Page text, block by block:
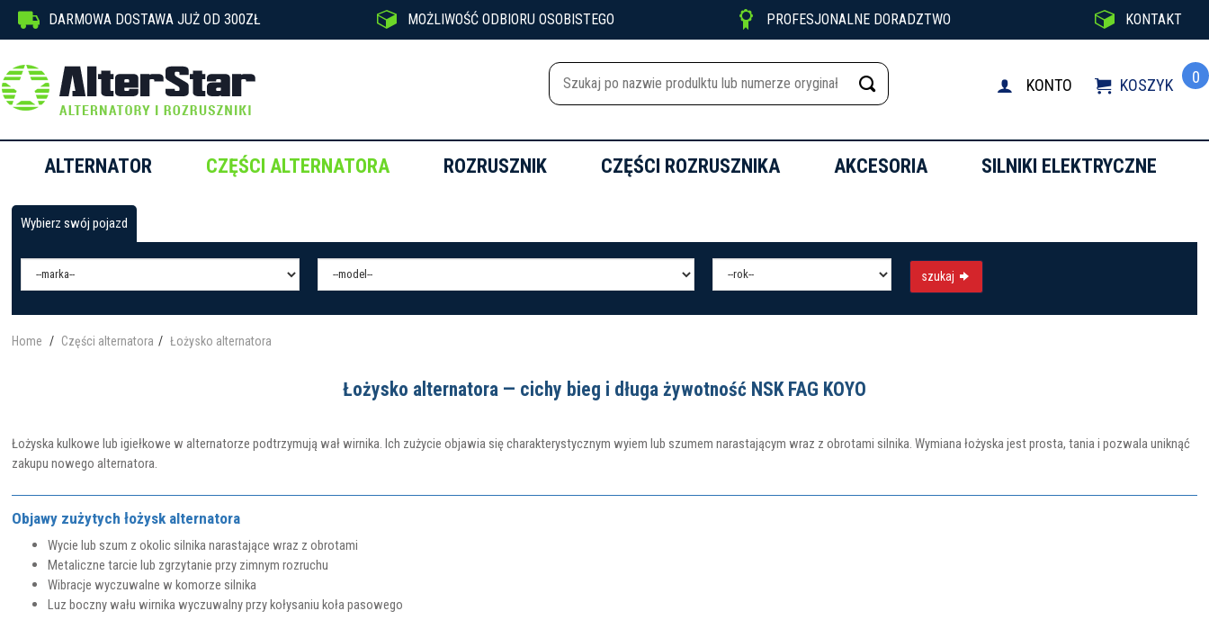
 DARMOWA DOSTAWA JUŻ OD 300ZŁ  MOŻLIWOŚĆ ODBIORU OSOBISTEGO  PROFESJONALNE DORADZTWO  KONTAKT
KONTO  KOSZYK 0
ALTERNATOR CZĘŚCI ALTERNATORA ROZRUSZNIK CZĘŚCI ROZRUSZNIKA AKCESORIA SILNIKI ELEKTRYCZNE
Wybierz swój pojazd
szukaj
Home Części alternatora Łożysko alternatora
Łożysko alternatora — cichy bieg i długa żywotność NSK FAG KOYO
Łożyska kulkowe lub igiełkowe w alternatorze podtrzymują wał wirnika. Ich zużycie objawia się charakterystycznym wyiem lub szumem narastającym wraz z obrotami silnika. Wymiana łożyska jest prosta, tania i pozwala uniknąć
zakupu nowego alternatora.
Objawy zużytych łożysk alternatora
Wycie lub szum z okolic silnika narastające wraz z obrotami
Metaliczne tarcie lub zgrzytanie przy zimnym rozruchu
Wibracje wyczuwalne w komorze silnika
Luz boczny wału wirnika wyczuwalny przy kołysaniu koła pasowego